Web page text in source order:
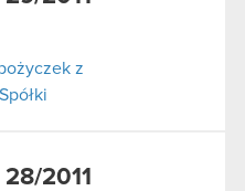
z
2011